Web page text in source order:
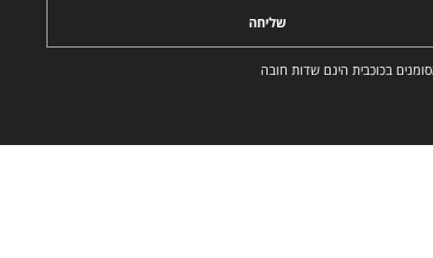
שליחה
בכוכבית הינם שדות חובה